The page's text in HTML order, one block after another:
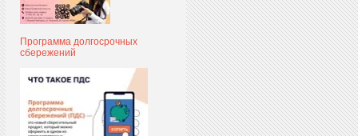
Программа долгосрочных
сбережений